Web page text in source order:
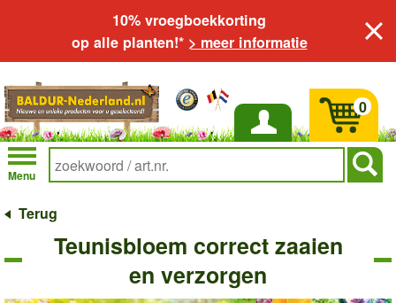
10% vroegboekkorting
op alle planten!* > meer informatie
Inloggen
Menu
0
Terug
Teunisbloem correct zaaien
en verzorgen